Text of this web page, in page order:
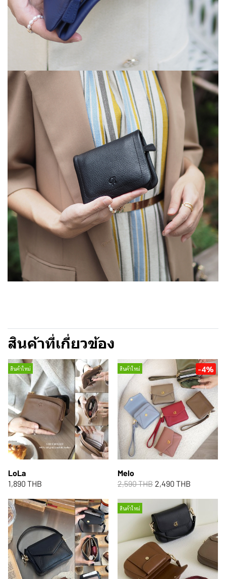
สินค้าที่เกี่ยวข้อง
สินค้าใหม่
LoLa
1,890 THB
สินค้าใหม่ -4%
Melo
2,590 THB 2,490 THB
สินค้าใหม่